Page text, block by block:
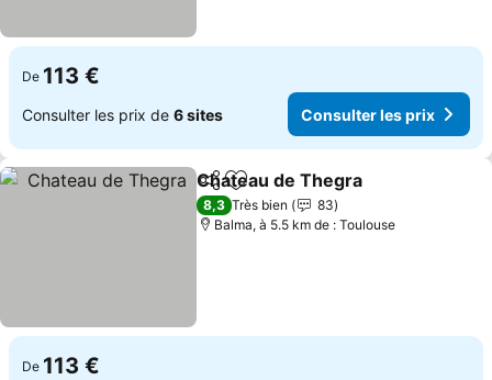
De 113 €
Consulter les prix de 6 sites Consulter les prix
PartagerAjouter à mes favoris
Chateau de Thegra
8,3 Très bien
83
Balma, à 5.5 km de : Toulouse
De 113 €